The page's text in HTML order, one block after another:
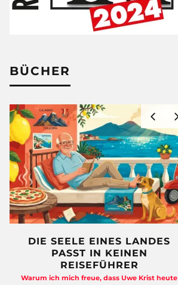
BÜCHER
DIE SEELE EINES LANDES
PASST IN KEINEN
REISEFÜHRER
Warum ich mich freue, dass Uwe Krist heute